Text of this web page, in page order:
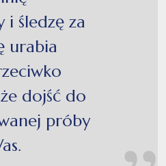
i śledzę za
urabia
dojść do
próby